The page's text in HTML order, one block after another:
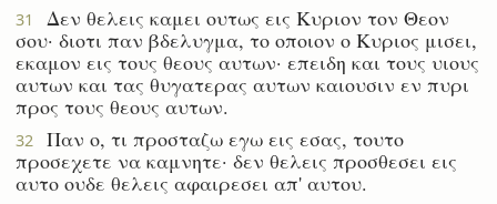
31
Δεν θελεις καμει ουτως εις Κυριον τον Θεον
σου· διοτι παν βδελυγμα, το οποιον ο Κυριος μισει,
εκαμον εις τους θεους αυτων· επειδη και τους υιους
αυτων και τας θυγατερας αυτων καιουσιν εν πυρι
προς τους θεους αυτων.
32
Παν ο, τι προσταζω εγω εις εσας, τουτο
προσεχετε να καμνητε· δεν θελεις προσθεσει εις
αυτο ουδε θελεις αφαιρεσει απ' αυτου.